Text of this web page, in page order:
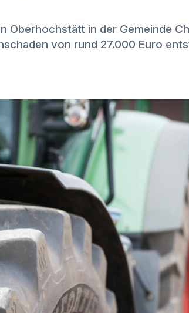
Oberhochstätt in der Gemeinde
von rund 27.000 Euro